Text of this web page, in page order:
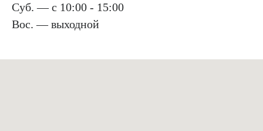
Суб. — с 10:00 - 15:00
Вос. — выходной